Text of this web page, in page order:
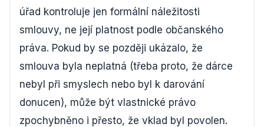
úřad kontroluje jen formální náležitosti
smlouvy, ne její platnost podle občanského
práva. Pokud by se později ukázalo, že
smlouva byla neplatná (třeba proto, že dárce
nebyl při smyslech nebo byl k darování
donucen), může být vlastnické právo
zpochybněno i přesto, že vklad byl povolen.